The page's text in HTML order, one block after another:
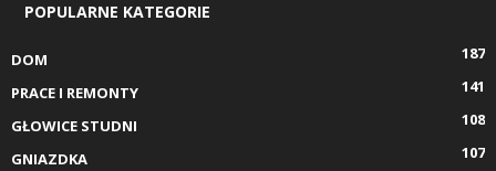
POPULARNE KATEGORIE
DOM
187
PRACE I REMONTY
141
GŁOWICE STUDNI
108
GNIAZDKA
107